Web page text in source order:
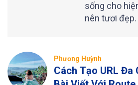
sống cho
nên tươi đẹp.
Phương Huỳnh
Cách Tạo URL Đa